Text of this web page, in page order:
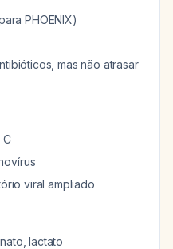
PHOENIX)
mas não atrasar
C
viral ampliado
lactato